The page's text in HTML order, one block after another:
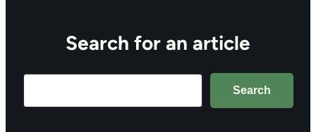
Search for an article
Search